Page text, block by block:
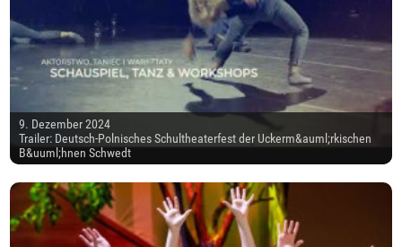
9. Dezember 2024
Trailer: Deutsch-Polnisches Schultheaterfest der Uckerm&auml;rkischen
B&uuml;hnen Schwedt